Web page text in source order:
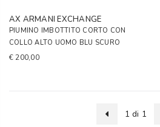
AX ARMANI EXCHANGE
PIUMINO IMBOTTITO CORTO CON
COLLO ALTO UOMO BLU SCURO
€ 200,00
1 di 1